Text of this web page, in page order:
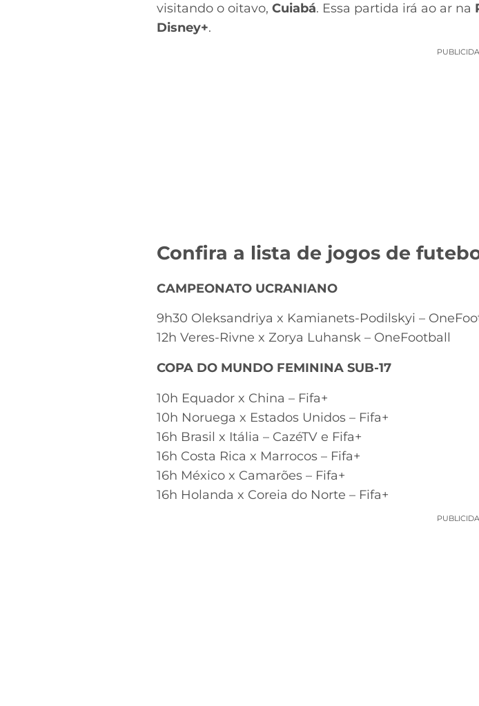
visitando o oitavo, Cuiabá. Essa partida irá ao ar na
Disney+.
Confira a lista de jogos de
CAMPEONATO UCRANIANO
9h30 Oleksandriya x Kamianets-Podilskyi –
12h Veres-Rivne x Zorya Luhansk – OneFootball
COPA DO MUNDO FEMININA SUB-17
10h Equador x China – Fifa+
10h Noruega x Estados Unidos – Fifa+
16h Brasil x Itália – CazéTV e Fifa+
16h Costa Rica x Marrocos – Fifa+
16h México x Camarões – Fifa+
16h Holanda x Coreia do Norte – Fifa+